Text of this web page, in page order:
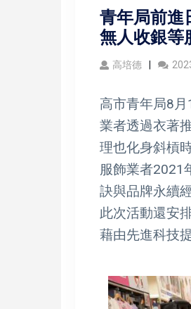
青年局前進
無人收銀等
高培德
高市青年局8
業者透過衣著
理也化身斜槓
服飾業者2021
訣與品牌永續
此次活動還安
藉由先進科技